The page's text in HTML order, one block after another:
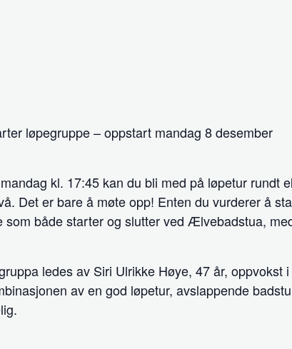
løpegruppe – oppstart mandag 8 desember
kl. 17:45 kan du bli med på løpetur rundt
Det er bare å møte opp! Enten du vurderer å
som både starter og slutter ved Ælvebadstua,
ledes av Siri Ulrikke Høye, 47 år,
av en god løpetur, avslappende